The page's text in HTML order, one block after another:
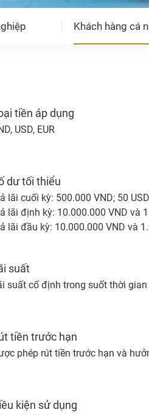
Khách hàng cá
tiền áp dụng
USD, EUR
dư tối thiểu
lãi cuối kỳ: 500.000 VND; 50
lãi định kỳ: 10.000.000 VND và
lãi đầu kỳ: 10.000.000 VND và
suất
suất cố định trong suốt thời
tiền trước hạn
phép rút tiền trước hạn và
kiện sử dụng